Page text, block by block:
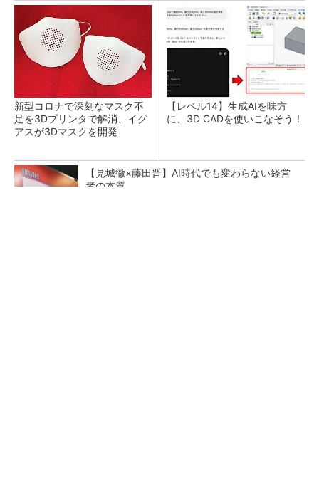
新型コロナで深刻なマスク不
足を3Dプリンタで解消、イグ
アスが3Dマスクを開発
【レベル14】生成AIを味方
に、3D CADを使いこなそう！
【見城徹×藤田晋】AI時代でも変わらない経営
者の本質